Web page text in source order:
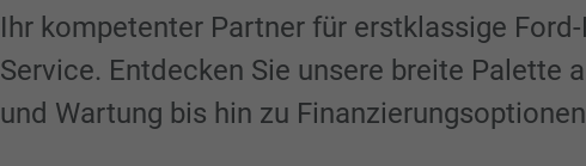
Ihr kompetenter Partner für erstklassige
Service. Entdecken Sie unsere breite Palette
und Wartung bis hin zu